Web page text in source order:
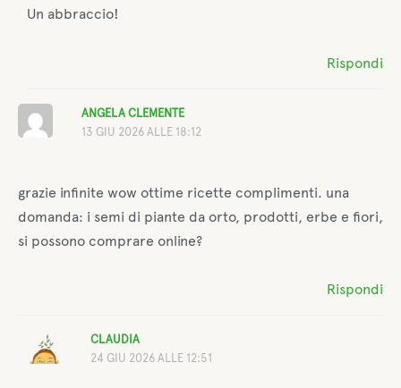
Un abbraccio!
Rispondi
ANGELA CLEMENTE
13 GIU 2026 ALLE 18:12
grazie infinite wow ottime ricette complimenti. una
domanda: i semi di piante da orto, prodotti, erbe e fiori,
si possono comprare online?
Rispondi
CLAUDIA
24 GIU 2026 ALLE 12:51